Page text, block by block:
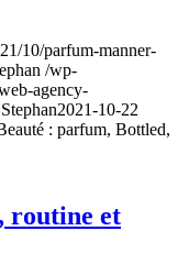
10/parfum-manner-
/wp-
agency-
Stephan2021-10-22
: parfum, Bottled,
routine et